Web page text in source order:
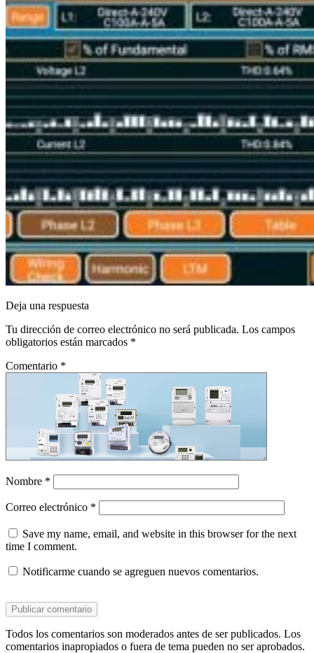
Deja una respuesta
Tu dirección de correo electrónico no será publicada. Los campos
obligatorios están marcados *
Comentario *
Nombre *
Correo electrónico *
Save my name, email, and website in this browser for the next
time I comment.
Notificarme cuando se agreguen nuevos comentarios.
Todos los comentarios son moderados antes de ser publicados. Los
comentarios inapropiados o fuera de tema pueden no ser aprobados.